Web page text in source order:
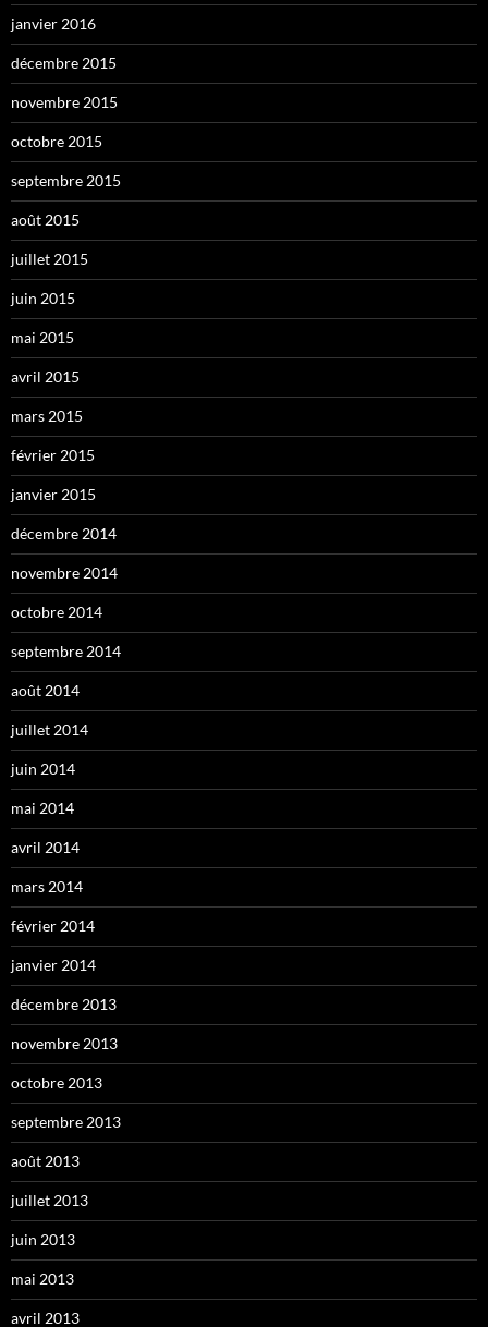
janvier 2016
décembre 2015
novembre 2015
octobre 2015
septembre 2015
août 2015
juillet 2015
juin 2015
mai 2015
avril 2015
mars 2015
février 2015
janvier 2015
décembre 2014
novembre 2014
octobre 2014
septembre 2014
août 2014
juillet 2014
juin 2014
mai 2014
avril 2014
mars 2014
février 2014
janvier 2014
décembre 2013
novembre 2013
octobre 2013
septembre 2013
août 2013
juillet 2013
juin 2013
mai 2013
avril 2013